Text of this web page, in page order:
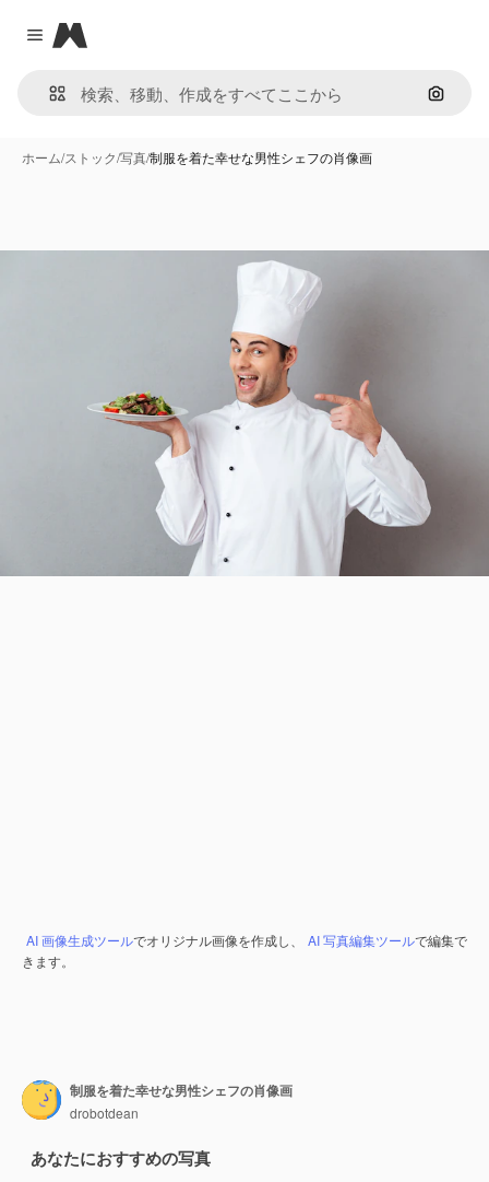
Close menu
Magnific
画像で
ホーム/ストック/写真/制服を着た幸せな男性シェフの肖像画
AI 画像生成ツールでオリジナル画像を作成し、 AI 写真編集ツールで編集で
きます。
制服を着た幸せな男性シェフの肖像画
drobotdean
あなたにおすすめの写真